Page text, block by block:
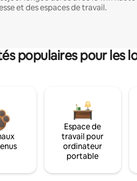
et des espaces de travail.
populaires pour les
Espace de
travail pour
ordinateur
portable